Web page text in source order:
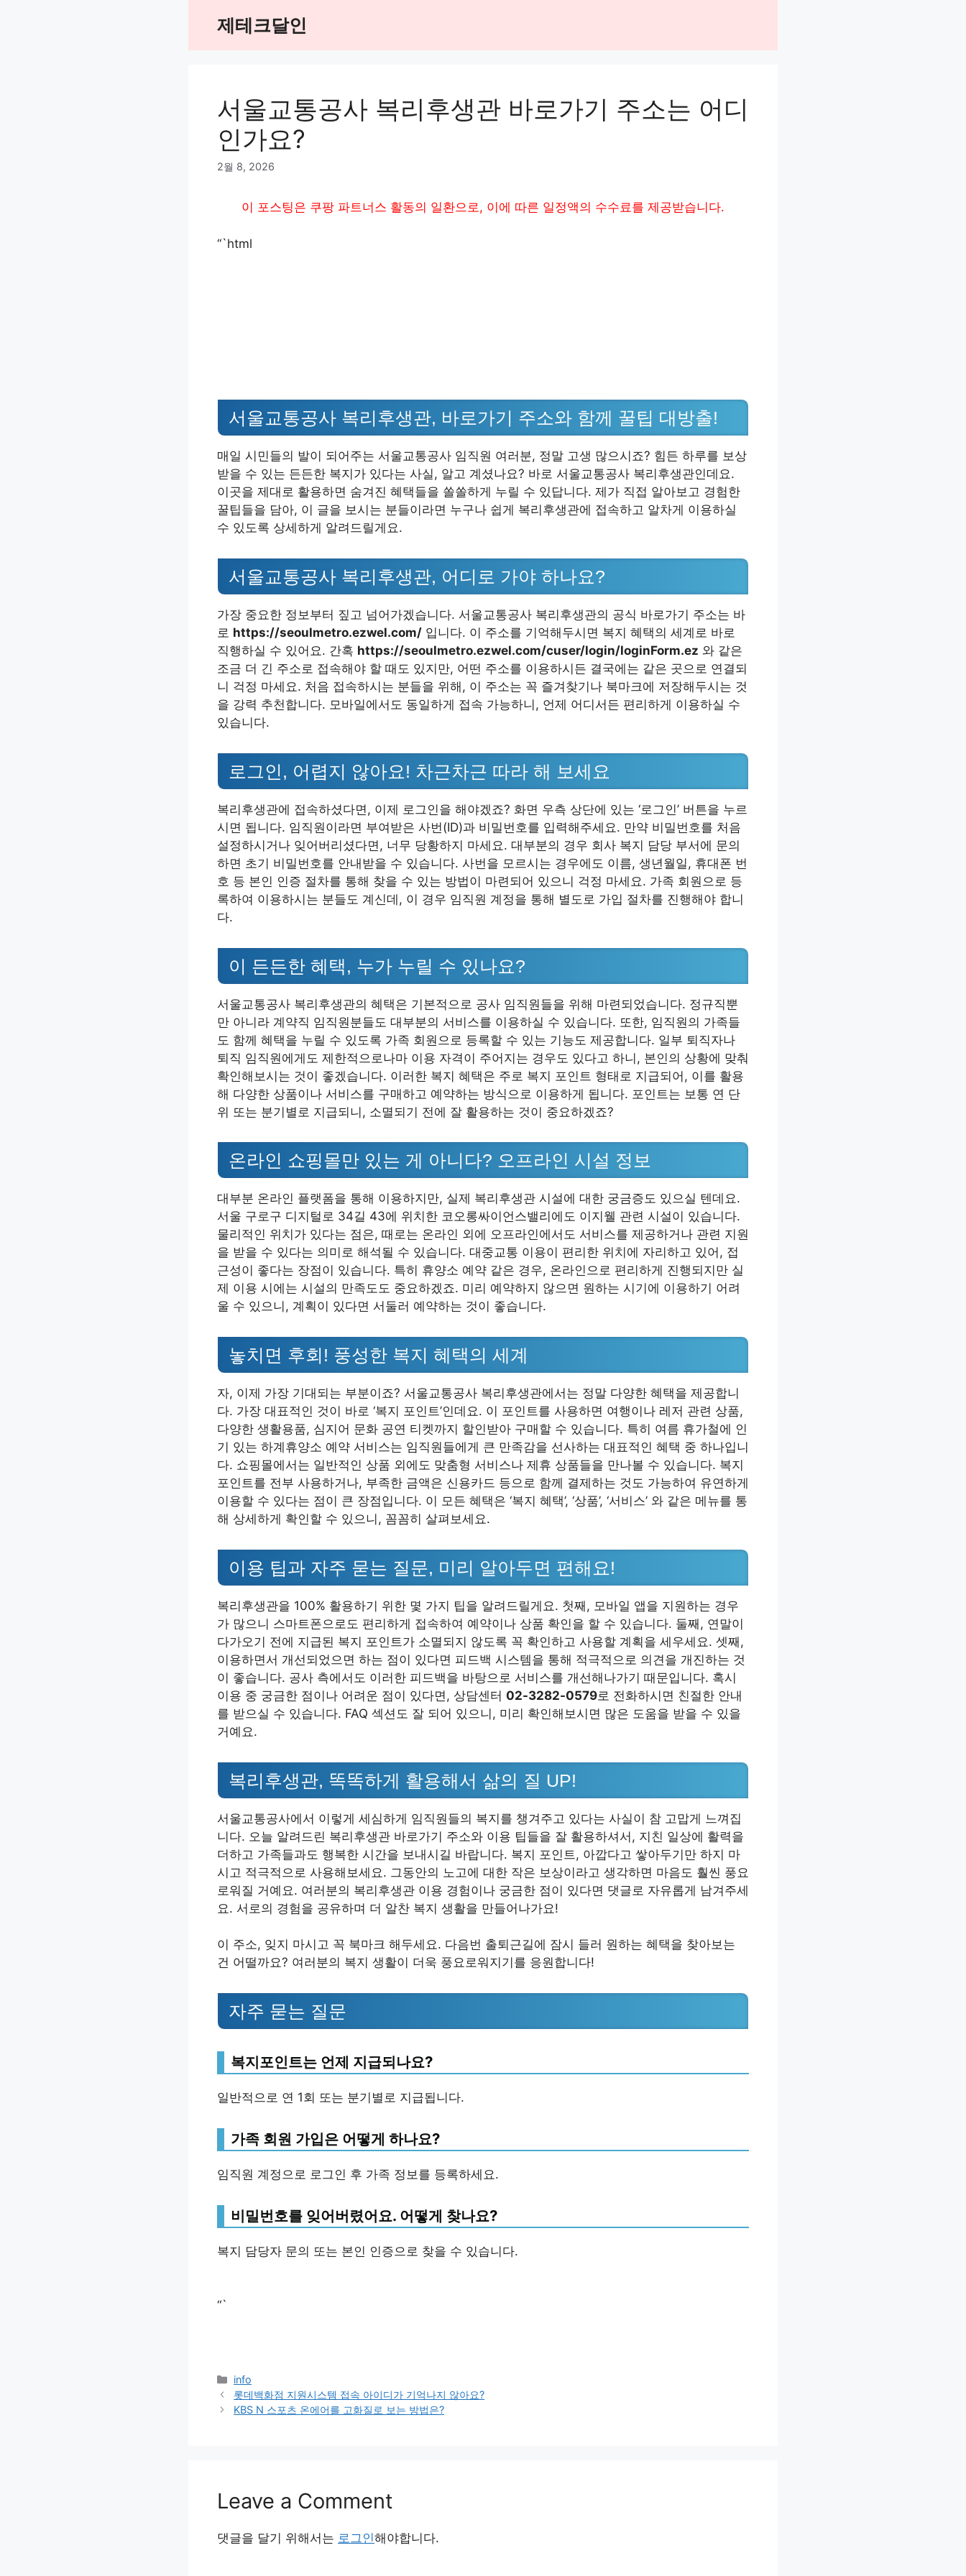
제테크달인
서울교통공사 복리후생관 바로가기 주소는 어디
인가요?
2월 8, 2026
이 포스팅은 쿠팡 파트너스 활동의 일환으로, 이에 따른 일정액의 수수료를 제공받습니다.
“`html
서울교통공사 복리후생관, 바로가기 주소와 함께 꿀팁 대방출!
매일 시민들의 발이 되어주는 서울교통공사 임직원 여러분, 정말 고생 많으시죠? 힘든 하루를 보상
받을 수 있는 든든한 복지가 있다는 사실, 알고 계셨나요? 바로 서울교통공사 복리후생관인데요.
이곳을 제대로 활용하면 숨겨진 혜택들을 쏠쏠하게 누릴 수 있답니다. 제가 직접 알아보고 경험한
꿀팁들을 담아, 이 글을 보시는 분들이라면 누구나 쉽게 복리후생관에 접속하고 알차게 이용하실
수 있도록 상세하게 알려드릴게요.
서울교통공사 복리후생관, 어디로 가야 하나요?
가장 중요한 정보부터 짚고 넘어가겠습니다. 서울교통공사 복리후생관의 공식 바로가기 주소는 바
로 https://seoulmetro.ezwel.com/ 입니다. 이 주소를 기억해두시면 복지 혜택의 세계로 바로
직행하실 수 있어요. 간혹 https://seoulmetro.ezwel.com/cuser/login/loginForm.ez 와 같은
조금 더 긴 주소로 접속해야 할 때도 있지만, 어떤 주소를 이용하시든 결국에는 같은 곳으로 연결되
니 걱정 마세요. 처음 접속하시는 분들을 위해, 이 주소는 꼭 즐겨찾기나 북마크에 저장해두시는 것
을 강력 추천합니다. 모바일에서도 동일하게 접속 가능하니, 언제 어디서든 편리하게 이용하실 수
있습니다.
로그인, 어렵지 않아요! 차근차근 따라 해 보세요
복리후생관에 접속하셨다면, 이제 로그인을 해야겠죠? 화면 우측 상단에 있는 ‘로그인’ 버튼을 누르
시면 됩니다. 임직원이라면 부여받은 사번(ID)과 비밀번호를 입력해주세요. 만약 비밀번호를 처음
설정하시거나 잊어버리셨다면, 너무 당황하지 마세요. 대부분의 경우 회사 복지 담당 부서에 문의
하면 초기 비밀번호를 안내받을 수 있습니다. 사번을 모르시는 경우에도 이름, 생년월일, 휴대폰 번
호 등 본인 인증 절차를 통해 찾을 수 있는 방법이 마련되어 있으니 걱정 마세요. 가족 회원으로 등
록하여 이용하시는 분들도 계신데, 이 경우 임직원 계정을 통해 별도로 가입 절차를 진행해야 합니
다.
이 든든한 혜택, 누가 누릴 수 있나요?
서울교통공사 복리후생관의 혜택은 기본적으로 공사 임직원들을 위해 마련되었습니다. 정규직뿐
만 아니라 계약직 임직원분들도 대부분의 서비스를 이용하실 수 있습니다. 또한, 임직원의 가족들
도 함께 혜택을 누릴 수 있도록 가족 회원으로 등록할 수 있는 기능도 제공합니다. 일부 퇴직자나
퇴직 임직원에게도 제한적으로나마 이용 자격이 주어지는 경우도 있다고 하니, 본인의 상황에 맞춰
확인해보시는 것이 좋겠습니다. 이러한 복지 혜택은 주로 복지 포인트 형태로 지급되어, 이를 활용
해 다양한 상품이나 서비스를 구매하고 예약하는 방식으로 이용하게 됩니다. 포인트는 보통 연 단
위 또는 분기별로 지급되니, 소멸되기 전에 잘 활용하는 것이 중요하겠죠?
온라인 쇼핑몰만 있는 게 아니다? 오프라인 시설 정보
대부분 온라인 플랫폼을 통해 이용하지만, 실제 복리후생관 시설에 대한 궁금증도 있으실 텐데요.
서울 구로구 디지털로 34길 43에 위치한 코오롱싸이언스밸리에도 이지웰 관련 시설이 있습니다.
물리적인 위치가 있다는 점은, 때로는 온라인 외에 오프라인에서도 서비스를 제공하거나 관련 지원
을 받을 수 있다는 의미로 해석될 수 있습니다. 대중교통 이용이 편리한 위치에 자리하고 있어, 접
근성이 좋다는 장점이 있습니다. 특히 휴양소 예약 같은 경우, 온라인으로 편리하게 진행되지만 실
제 이용 시에는 시설의 만족도도 중요하겠죠. 미리 예약하지 않으면 원하는 시기에 이용하기 어려
울 수 있으니, 계획이 있다면 서둘러 예약하는 것이 좋습니다.
놓치면 후회! 풍성한 복지 혜택의 세계
자, 이제 가장 기대되는 부분이죠? 서울교통공사 복리후생관에서는 정말 다양한 혜택을 제공합니
다. 가장 대표적인 것이 바로 ‘복지 포인트’인데요. 이 포인트를 사용하면 여행이나 레저 관련 상품,
다양한 생활용품, 심지어 문화 공연 티켓까지 할인받아 구매할 수 있습니다. 특히 여름 휴가철에 인
기 있는 하계휴양소 예약 서비스는 임직원들에게 큰 만족감을 선사하는 대표적인 혜택 중 하나입니
다. 쇼핑몰에서는 일반적인 상품 외에도 맞춤형 서비스나 제휴 상품들을 만나볼 수 있습니다. 복지
포인트를 전부 사용하거나, 부족한 금액은 신용카드 등으로 함께 결제하는 것도 가능하여 유연하게
이용할 수 있다는 점이 큰 장점입니다. 이 모든 혜택은 ‘복지 혜택’, ‘상품’, ‘서비스’ 와 같은 메뉴를 통
해 상세하게 확인할 수 있으니, 꼼꼼히 살펴보세요.
이용 팁과 자주 묻는 질문, 미리 알아두면 편해요!
복리후생관을 100% 활용하기 위한 몇 가지 팁을 알려드릴게요. 첫째, 모바일 앱을 지원하는 경우
가 많으니 스마트폰으로도 편리하게 접속하여 예약이나 상품 확인을 할 수 있습니다. 둘째, 연말이
다가오기 전에 지급된 복지 포인트가 소멸되지 않도록 꼭 확인하고 사용할 계획을 세우세요. 셋째,
이용하면서 개선되었으면 하는 점이 있다면 피드백 시스템을 통해 적극적으로 의견을 개진하는 것
이 좋습니다. 공사 측에서도 이러한 피드백을 바탕으로 서비스를 개선해나가기 때문입니다. 혹시
이용 중 궁금한 점이나 어려운 점이 있다면, 상담센터 02-3282-0579로 전화하시면 친절한 안내
를 받으실 수 있습니다. FAQ 섹션도 잘 되어 있으니, 미리 확인해보시면 많은 도움을 받을 수 있을
거예요.
복리후생관, 똑똑하게 활용해서 삶의 질 UP!
서울교통공사에서 이렇게 세심하게 임직원들의 복지를 챙겨주고 있다는 사실이 참 고맙게 느껴집
니다. 오늘 알려드린 복리후생관 바로가기 주소와 이용 팁들을 잘 활용하셔서, 지친 일상에 활력을
더하고 가족들과도 행복한 시간을 보내시길 바랍니다. 복지 포인트, 아깝다고 쌓아두기만 하지 마
시고 적극적으로 사용해보세요. 그동안의 노고에 대한 작은 보상이라고 생각하면 마음도 훨씬 풍요
로워질 거예요. 여러분의 복리후생관 이용 경험이나 궁금한 점이 있다면 댓글로 자유롭게 남겨주세
요. 서로의 경험을 공유하며 더 알찬 복지 생활을 만들어나가요!
이 주소, 잊지 마시고 꼭 북마크 해두세요. 다음번 출퇴근길에 잠시 들러 원하는 혜택을 찾아보는
건 어떨까요? 여러분의 복지 생활이 더욱 풍요로워지기를 응원합니다!
자주 묻는 질문
복지포인트는 언제 지급되나요?
일반적으로 연 1회 또는 분기별로 지급됩니다.
가족 회원 가입은 어떻게 하나요?
임직원 계정으로 로그인 후 가족 정보를 등록하세요.
비밀번호를 잊어버렸어요. 어떻게 찾나요?
복지 담당자 문의 또는 본인 인증으로 찾을 수 있습니다.
“`
Categories
info
롯데백화점 지원시스템 접속 아이디가 기억나지 않아요?
KBS N 스포츠 온에어를 고화질로 보는 방법은?
Leave a Comment
댓글을 달기 위해서는 로그인해야합니다.